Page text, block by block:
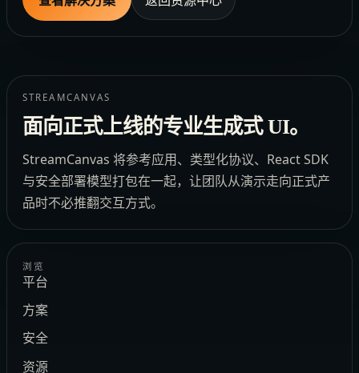
STREAMCANVAS
面向正式上线的专业生成式 UI。
StreamCanvas 将参考应用、类型化协议、React SDK
与安全部署模型打包在一起，让团队从演示走向正式产
品时不必推翻交互方式。
浏览
平台
方案
安全
资源